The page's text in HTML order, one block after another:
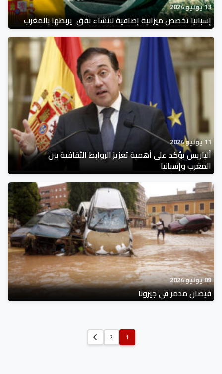
13 يونيو 2024
إسبانيا تخصص ميزانية إضافية لانشاء نفق يربطها بالمغرب
11 يونيو 2024
ألباريس يؤكد على أهمية تعزيز الروابط الثقافية بين
المغرب وإسبانيا
09 يونيو 2024
فيضان مدمر في جيرونا
1
2